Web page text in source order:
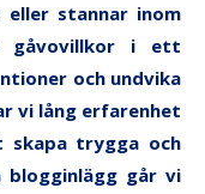
stannar inom
gåvovillkor i ett
och undvika
vi lång erfarenhet
trygga och
går vi